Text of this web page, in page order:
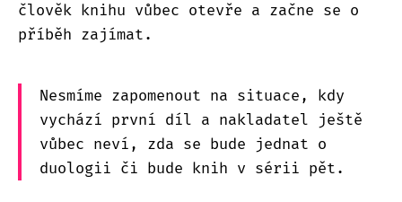
člověk knihu vůbec otevře a začne se o
příběh zajímat.
Nesmíme zapomenout na situace, kdy
vychází první díl a nakladatel ještě
vůbec neví, zda se bude jednat o
duologii či bude knih v sérii pět.